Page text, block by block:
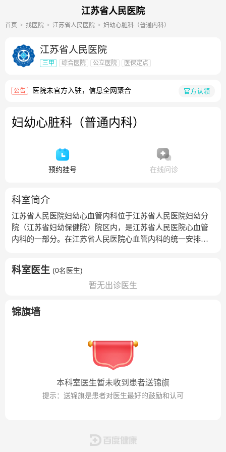
江苏省人民医院
首页 找医院 江苏省人民医院 妇幼心脏科（普通内科）
江苏省人民医院
三甲 综合医院 公立医院 医保定点
公告 医院未官方入驻，信息全网聚合 官方认领
妇幼心脏科（普通内科）
预约挂号 在线问诊
科室简介
江苏省人民医院妇幼心血管内科位于江苏省人民医院妇幼分
院（江苏省妇幼保健院）院区内，是江苏省人民医院心血管
内科的一部分。在江苏省人民医院心血管内科的统一安排
检等），在女性冠心病、妊娠心脏病和肿瘤心脏病的诊治方
面开展了一系列前沿性的探索和研究，逐渐形成了鲜明的特
用的DSA心导管室，完善的心脏功能检查室；科室独立自主
疗技术），其中在核素心肌显像和负荷超声的临床应用与研
究方面处于国内领先水平，从而为诊治各种疑难冠心病提供
了重要的技术条件。科室还常规开展食道内超声、三维超
声、心脏声学造影和超声分层应变等各种高难的心脏超声新
黄峻教授曾任江苏省人民医院院长，他是我国著名的心力衰
内科已成为国内重要的心力衰竭诊治与研究中心。李殿富主
任作为江苏省人民医院心血管内科副主任负责妇幼心血管内
科室医生 (0名医生)
暂无出诊医生
锦旗墙
本科室医生暂未收到患者送锦旗
提示：送锦旗是患者对医生最好的鼓励和认可